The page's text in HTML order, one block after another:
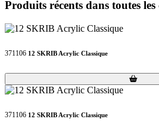
Produits récents dans toutes les
371106 12 SKRIB Acrylic Classique
Loading...
Loading...
371106 12 SKRIB Acrylic Classique